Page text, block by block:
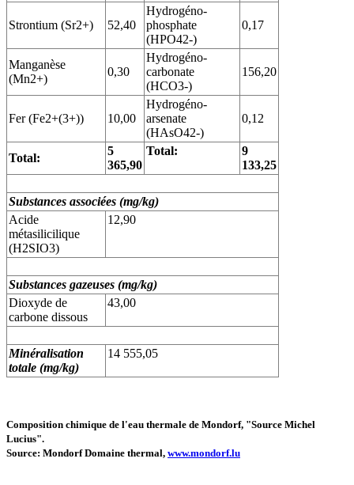
Strontium (Sr2+) 52,40
Hydrogéno-
phosphate
(HPO42-)
0,17
Manganèse
(Mn2+)
0,30
Hydrogéno-
carbonate
(HCO3-)
156,20
Fer (Fe2+(3+)) 10,00
Hydrogéno-
arsenate
(HAsO42-)
0,12
Total:
5
365,90
Total:
9
133,25
Substances associées (mg/kg)
Acide
métasilicilique
(H2SIO3)
12,90
Substances gazeuses (mg/kg)
Dioxyde de
carbone dissous
43,00
Minéralisation
totale (mg/kg)
14 555,05
Composition chimique de l'eau thermale de Mondorf, "Source Michel
Lucius".
Source: Mondorf Domaine thermal, www.mondorf.lu